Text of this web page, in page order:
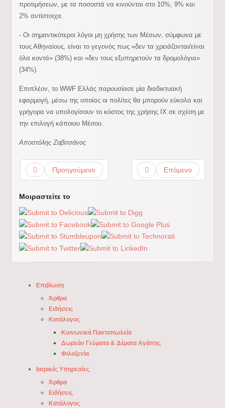
προτιμήσεων, με τα ποσοστά να κινούνται στο 10%, 9% και
2% αντίστοιχα.
- Οι σημαντικότεροι λόγοι μη χρήσης των Μέσων, σύμφωνα με
τους Αθηναίους, είναι το γεγονός πως «δεν τα χρειάζονται/είναι
όλα κοντά» (38%) και «δεν τους εξυπηρετούν τα δρομολόγια»
(34%).
Επιπλέον, το WWF Ελλάς παρουσίασε μία διαδικτυακή
εφαρμογή, μέσω της οποίας οι πολίτες θα μπορούν εύκολα και
γρήγορα να υπολογίσουν το κόστος της χρήσης ΙΧ σε σχέση με
την επιλογή κάποιου Μέσου.
Αποστόλης Ζαβιτσάνος
Προηγούμενο Επόμενο
Μοιραστείτε το
Επιβίωση
Άρθρα
Ειδήσεις
Κατάλογος
Κοινωνικά Παντοπωλεία
Δωρεάν Γεύματα & Δέματα Αγάπης
Φιλοξενία
Ιατρικές Υπηρεσίες
Άρθρα
Ειδήσεις
Κατάλογος